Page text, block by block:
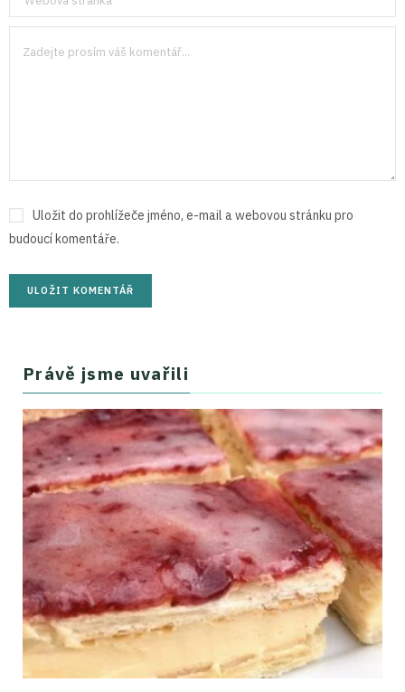
Uložit do prohlížeče jméno, e-mail a webovou stránku pro
budoucí komentáře.
Právě jsme uvařili